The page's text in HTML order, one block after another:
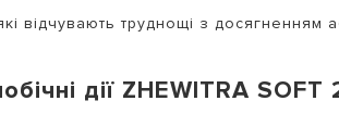
відчувають труднощі з досягненням
дії ZHEWITRA SOFT